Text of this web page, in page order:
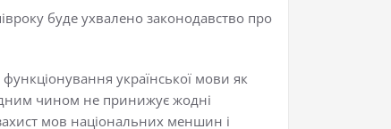
буде ухвалено законодавство про
української мови як
чином не принижує жодні
мов національних меншин і